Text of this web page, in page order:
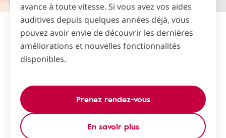
avance à toute vitesse. Si vous avez vos aides
auditives depuis quelques années déjà, vous
pouvez avoir envie de découvrir les dernières
améliorations et nouvelles fonctionnalités
disponibles.
Prenez rendez-vous
En savoir plus